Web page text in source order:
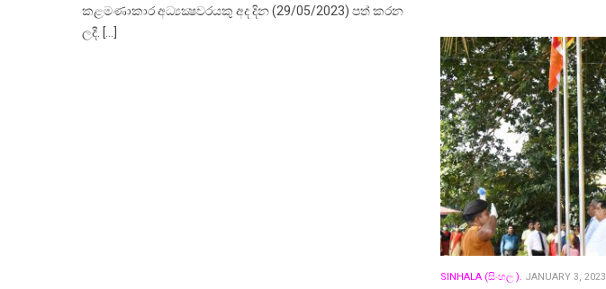
කළමණාකාර අධ්‍යක්‍ෂවරයකු අද දින (29/05/2023) පත් කරන
ලදී. […]
SINHALA (සිංහල ). JANUARY 3, 2023